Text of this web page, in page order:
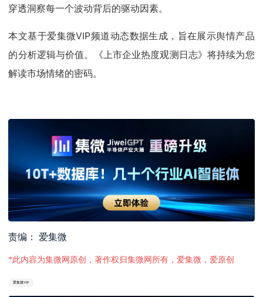
穿透洞察每一个波动背后的驱动因素。
本文基于爱集微VIP频道动态数据生成，旨在展示舆情产品
的分析逻辑与价值。《上市企业热度观测日志》将持续为您
解读市场情绪的密码。
责编： 爱集微
*此内容为集微网原创，著作权归集微网所有，爱集微，爱原创
爱集微VIP